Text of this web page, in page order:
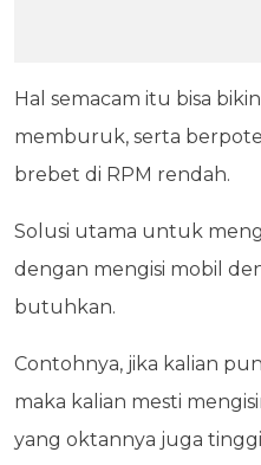
Hal semacam itu bisa
memburuk, serta
brebet di RPM rendah.
Solusi utama untuk
dengan mengisi mobil
butuhkan.
Contohnya, jika kalian
maka kalian mesti
yang oktannya juga